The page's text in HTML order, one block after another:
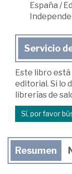
España /
Servicio
Este libro
editorial. Si lo
librerías de
Sí, por favor
Resumen